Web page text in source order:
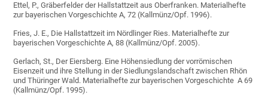
Ettel, P., Gräberfelder der Hallstattzeit aus Oberfranken. Materialhefte
zur bayerischen Vorgeschichte A, 72 (Kallmünz/Opf. 1996).
Fries, J. E., Die Hallstattzeit im Nördlinger Ries. Materialhefte zur
bayerischen Vorgeschichte A, 88 (Kallmünz/Opf. 2005).
Gerlach, St., Der Eiersberg. Eine Höhensiedlung der vorrömischen
Eisenzeit und ihre Stellung in der Siedlungslandschaft zwischen Rhön
und Thüringer Wald. Materialhefte zur bayerischen Vorgeschichte A 69
(Kallmünz/Opf. 1995).